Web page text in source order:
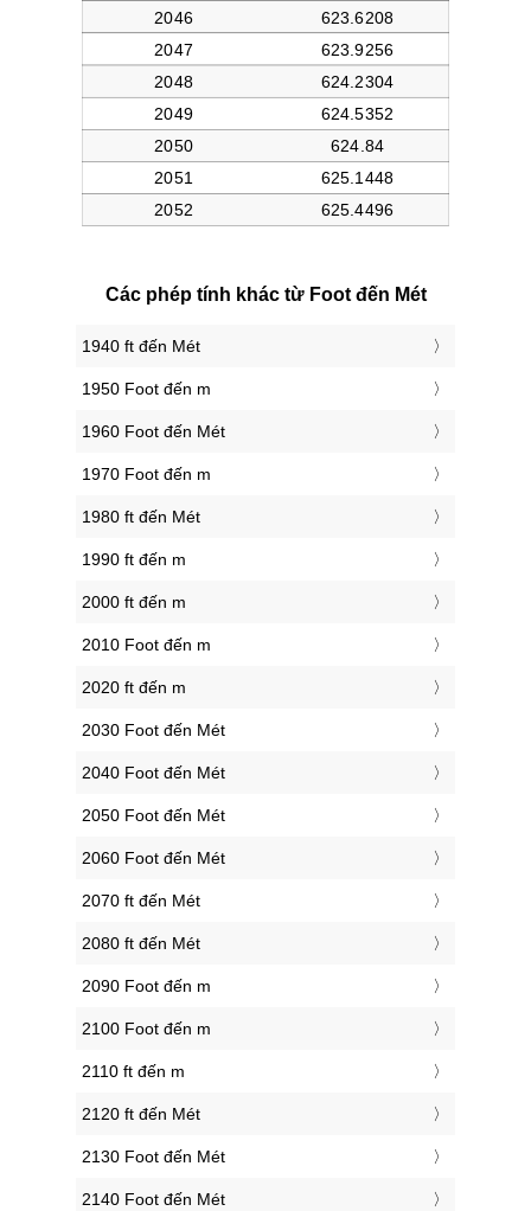
Các phép tính khác từ Foot đến Mét
1940 ft đến Mét
1950 Foot đến m
1960 Foot đến Mét
1970 Foot đến m
1980 ft đến Mét
1990 ft đến m
2000 ft đến m
2010 Foot đến m
2020 ft đến m
2030 Foot đến Mét
2040 Foot đến Mét
2050 Foot đến Mét
2060 Foot đến Mét
2070 ft đến Mét
2080 ft đến Mét
2090 Foot đến m
2100 Foot đến m
2110 ft đến m
2120 ft đến Mét
2130 Foot đến Mét
2140 Foot đến Mét